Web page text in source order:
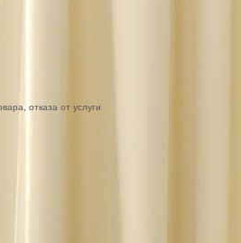
отказа от услуги